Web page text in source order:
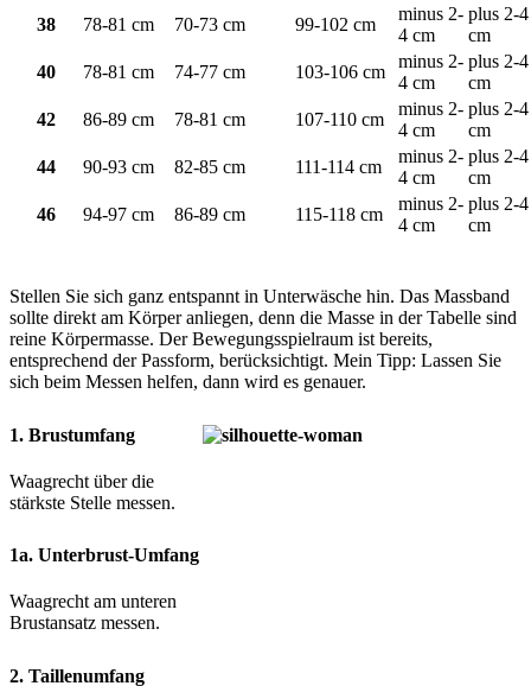
38
78-81 cm 70-73 cm 99-102 cm
minus 2-
4 cm
plus 2-4
cm
40
78-81 cm 74-77 cm 103-106 cm
minus 2-
4 cm
plus 2-4
cm
42
86-89 cm 78-81 cm 107-110 cm
minus 2-
4 cm
plus 2-4
cm
44
90-93 cm 82-85 cm 111-114 cm
minus 2-
4 cm
plus 2-4
cm
46
94-97 cm 86-89 cm 115-118 cm
minus 2-
4 cm
plus 2-4
cm
Stellen Sie sich ganz entspannt in Unterwäsche hin. Das Massband
sollte direkt am Körper anliegen, denn die Masse in der Tabelle sind
reine Körpermasse. Der Bewegungsspielraum ist bereits,
entsprechend der Passform, berücksichtigt. Mein Tipp: Lassen Sie
sich beim Messen helfen, dann wird es genauer.
1. Brustumfang
Waagrecht über die
stärkste Stelle messen.
1a. Unterbrust-Umfang
Waagrecht am unteren
Brustansatz messen.
2. Taillenumfang